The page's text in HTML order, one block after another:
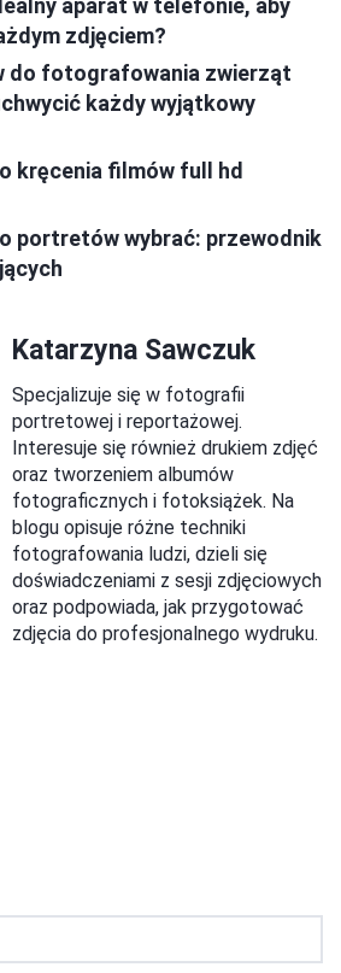
aparat w telefonie, aby
zdjęciem?
do fotografowania zwierząt
każdy wyjątkowy
kręcenia filmów full hd
portretów wybrać: przewodnik
Katarzyna Sawczuk
Specjalizuje się w fotografii
portretowej i reportażowej.
Interesuje się również drukiem zdjęć
oraz tworzeniem albumów
fotograficznych i fotoksiążek. Na
blogu opisuje różne techniki
fotografowania ludzi, dzieli się
doświadczeniami z sesji zdjęciowych
oraz podpowiada, jak przygotować
zdjęcia do profesjonalnego wydruku.